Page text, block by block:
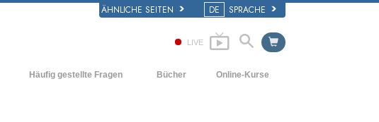
ÄHNLICHE SEITEN DE SPRACHE
LIVE
Häufig gestellte Fragen Bücher Online-Kurse